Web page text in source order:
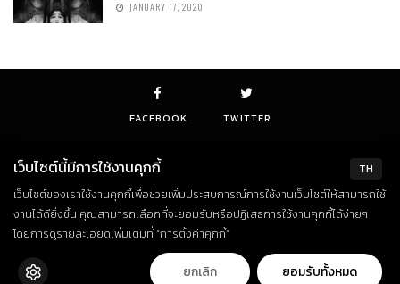
JANUARY 17, 2020
FACEBOOK TWITTER
© Copyright 2018. All Rights Reserved
TH
เว็บไซต์นี้มีการใช้งานคุกกี้
เว็บไซต์ของเราใช้งานคุกกี้เพื่อช่วยเพิ่มประสบการณ์การใช้งานเว็บไซต์ให้สามารถใช้
งานได้ดียิ่งขึ้น คุณสามารถเลือกที่จะยอมรับหรือปฏิเสธการใช้งานคุกกี้ได้ง่ายๆ
โดยการดูรายละเอียดเพิ่มเติมที่ “การตั้งค่าคุกกี้”
ยกเลิก ยอมรับทั้งหมด